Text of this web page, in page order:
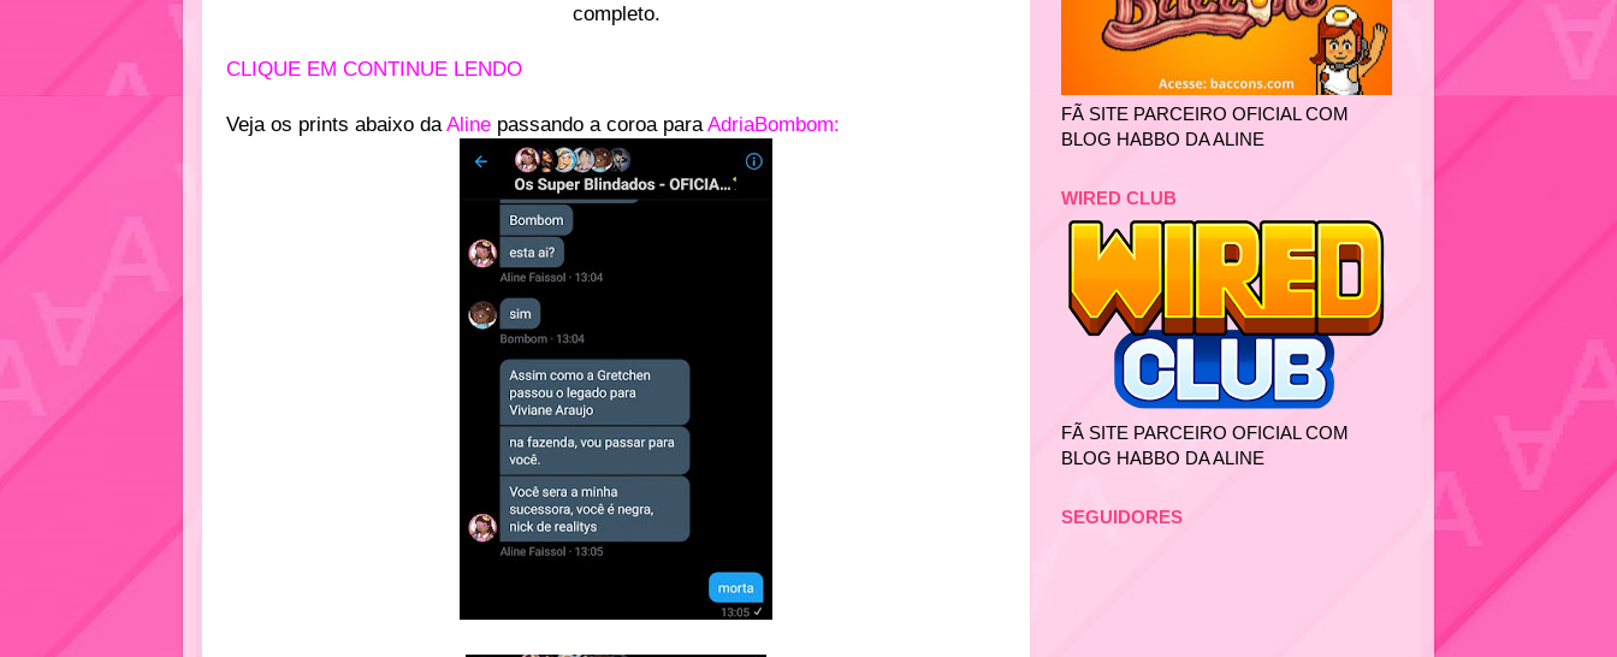
completo.
CLIQUE EM CONTINUE LENDO
Veja os prints abaixo da Aline passando a coroa para AdriaBombom:
FÃ SITE PARCEIRO OFICIAL COM
BLOG HABBO DA ALINE
WIRED CLUB
FÃ SITE PARCEIRO OFICIAL COM
BLOG HABBO DA ALINE
SEGUIDORES